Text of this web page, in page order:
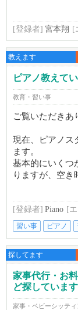
[登録者] 宮本翔 [
教えます
ピアノ教えてい
教育・習い事
ご覧いただきあ
現在、ピアノス
ます。
基本的にいくつ
りますが、空き
[登録者] Piano [
習い事 ピアノ
探してます
家事代行・お
ど探しています
家事・ベビーシッティ